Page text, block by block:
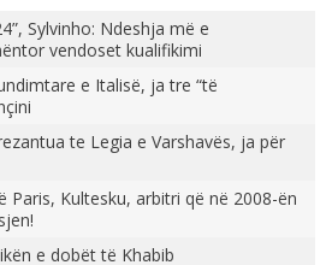
Sylvinho: Ndeshja më e
vendoset kualifikimi
e Italisë, ja tre “të
te Legia e Varshavës, ja për
Paris, Kultesku, arbitri që në 2008-ën
e dobët të Khabib